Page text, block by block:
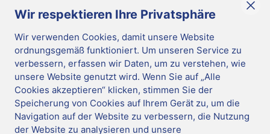
Wir respektieren Ihre Privatsphäre
Wir verwenden Cookies, damit unsere Website
ordnungsgemäß funktioniert. Um unseren Service zu
verbessern, erfassen wir Daten, um zu verstehen, wie
unsere Website genutzt wird. Wenn Sie auf „Alle
Cookies akzeptieren“ klicken, stimmen Sie der
Speicherung von Cookies auf Ihrem Gerät zu, um die
Navigation auf der Website zu verbessern, die Nutzung
der Website zu analysieren und unsere
Allgemeine Geschäftsbedingungen
Corporate Responsibility
German
Cookies verwalten
Impressum |
Datenschutz |
Hinweisgeber-System
Update cookie preferences |Mast Diagnostica GmbH 2026
Folgen Sie uns